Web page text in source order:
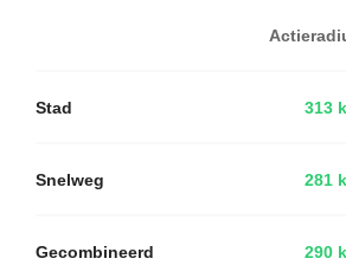
Stad 313
Snelweg 281
Gecombineerd 290